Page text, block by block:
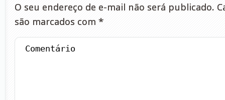
O seu endereço de e-mail não será publicado.
são marcados com *